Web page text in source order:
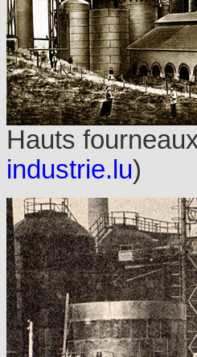
Hauts
industrie.lu)